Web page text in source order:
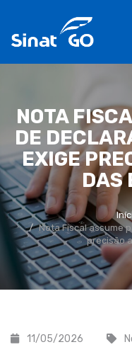
NOTA
DE
EXIGE
DAS
Nota Fiscal assume
precisão
11/05/2026